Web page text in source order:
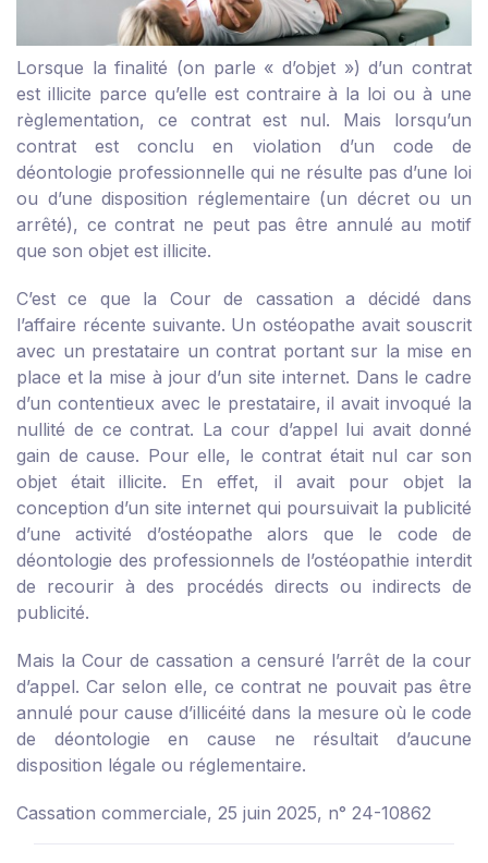
Lorsque la finalité (on parle « d’objet ») d’un contrat
est illicite parce qu’elle est contraire à la loi ou à une
règlementation, ce contrat est nul. Mais lorsqu’un
contrat est conclu en violation d’un code de
déontologie professionnelle qui ne résulte pas d’une loi
ou d’une disposition réglementaire (un décret ou un
arrêté), ce contrat ne peut pas être annulé au motif
que son objet est illicite.
C’est ce que la Cour de cassation a décidé dans
l’affaire récente suivante. Un ostéopathe avait souscrit
avec un prestataire un contrat portant sur la mise en
place et la mise à jour d’un site internet. Dans le cadre
d’un contentieux avec le prestataire, il avait invoqué la
nullité de ce contrat. La cour d’appel lui avait donné
gain de cause. Pour elle, le contrat était nul car son
objet était illicite. En effet, il avait pour objet la
conception d’un site internet qui poursuivait la publicité
d’une activité d’ostéopathe alors que le code de
déontologie des professionnels de l’ostéopathie interdit
de recourir à des procédés directs ou indirects de
publicité.
Mais la Cour de cassation a censuré l’arrêt de la cour
d’appel. Car selon elle, ce contrat ne pouvait pas être
annulé pour cause d’illicéité dans la mesure où le code
de déontologie en cause ne résultait d’aucune
disposition légale ou réglementaire.
Cassation commerciale, 25 juin 2025, n° 24-10862